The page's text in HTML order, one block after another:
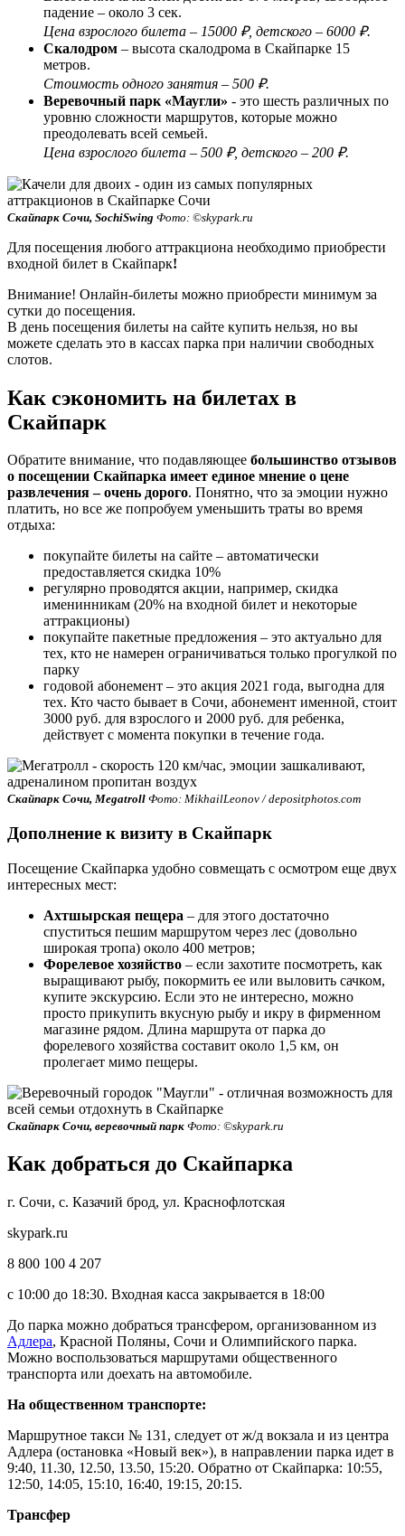
падение – около 3 сек.
Цена взрослого билета – 15000 ₽, детского – 6000 ₽.
Скалодром – высота скалодрома в Скайпарке 15
метров.
Стоимость одного занятия – 500 ₽.
Веревочный парк «Маугли» - это шесть различных по
уровню сложности маршрутов, которые можно
преодолевать всей семьей.
Цена взрослого билета – 500 ₽, детского – 200 ₽.
Скайпарк Сочи, SochiSwing Фото: ©skypark.ru
Для посещения любого аттракциона необходимо приобрести
входной билет в Скайпарк!
Внимание! Онлайн-билеты можно приобрести минимум за
сутки до посещения.
В день посещения билеты на сайте купить нельзя, но вы
можете сделать это в кассах парка при наличии свободных
слотов.
Как сэкономить на билетах в
Скайпарк
Обратите внимание, что подавляющее большинство отзывов
о посещении Скайпарка имеет единое мнение о цене
развлечения – очень дорого. Понятно, что за эмоции нужно
платить, но все же попробуем уменьшить траты во время
отдыха:
покупайте билеты на сайте – автоматически
предоставляется скидка 10%
регулярно проводятся акции, например, скидка
именинникам (20% на входной билет и некоторые
аттракционы)
покупайте пакетные предложения – это актуально для
тех, кто не намерен ограничиваться только прогулкой по
парку
годовой абонемент – это акция 2021 года, выгодна для
тех. Кто часто бывает в Сочи, абонемент именной, стоит
3000 руб. для взрослого и 2000 руб. для ребенка,
действует с момента покупки в течение года.
Скайпарк Сочи, Megatroll Фото: MikhailLeonov / depositphotos.com
Дополнение к визиту в Скайпарк
Посещение Скайпарка удобно совмещать с осмотром еще двух
интересных мест:
Ахтшырская пещера – для этого достаточно
спуститься пешим маршрутом через лес (довольно
широкая тропа) около 400 метров;
Форелевое хозяйство – если захотите посмотреть, как
выращивают рыбу, покормить ее или выловить сачком,
купите экскурсию. Если это не интересно, можно
просто прикупить вкусную рыбу и икру в фирменном
магазине рядом. Длина маршрута от парка до
форелевого хозяйства составит около 1,5 км, он
пролегает мимо пещеры.
Скайпарк Сочи, веревочный парк Фото: ©skypark.ru
Как добраться до Скайпарка
г. Сочи, с. Казачий брод, ул. Краснофлотская
skypark.ru
8 800 100 4 207
с 10:00 до 18:30. Входная касса закрывается в 18:00
До парка можно добраться трансфером, организованном из
Адлера, Красной Поляны, Сочи и Олимпийского парка.
Можно воспользоваться маршрутами общественного
транспорта или доехать на автомобиле.
На общественном транспорте:
Маршрутное такси № 131, следует от ж/д вокзала и из центра
Адлера (остановка «Новый век»), в направлении парка идет в
9:40, 11.30, 12.50, 13.50, 15:20. Обратно от Скайпарка: 10:55,
12:50, 14:05, 15:10, 16:40, 19:15, 20:15.
Трансфер